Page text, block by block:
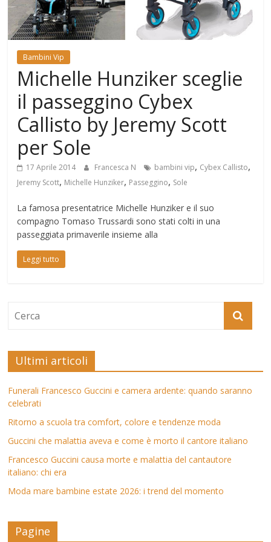
Mondo
Bambini Vip
Michelle Hunziker sceglie
il passeggino Cybex
Callisto by Jeremy Scott
per Sole
17 Aprile 2014 Francesca N bambini vip, Cybex Callisto,
Jeremy Scott, Michelle Hunziker, Passeggino, Sole
La famosa presentatrice Michelle Hunziker e il suo
compagno Tomaso Trussardi sono stati colti in una
passeggiata primaverile insieme alla
Leggi tutto
Ultimi articoli
Funerali Francesco Guccini e camera ardente: quando saranno
celebrati
Ritorno a scuola tra comfort, colore e tendenze moda
Guccini che malattia aveva e come è morto il cantore italiano
Francesco Guccini causa morte e malattia del cantautore
italiano: chi era
Moda mare bambine estate 2026: i trend del momento
Pagine